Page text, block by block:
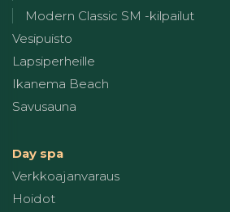
Modern Classic SM -kilpailut
Vesipuisto
Lapsiperheille
Ikanema Beach
Savusauna
Day spa
Verkkoajanvaraus
Hoidot